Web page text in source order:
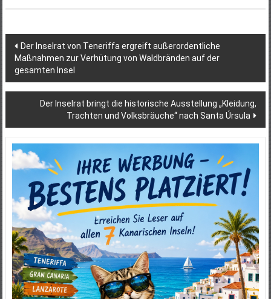
Beitragsnavigation
Der Inselrat von Teneriffa ergreift außerordentliche
Maßnahmen zur Verhütung von Waldbränden auf der
gesamten Insel
Der Inselrat bringt die historische Ausstellung „Kleidung,
Trachten und Volksbräuche“ nach Santa Úrsula